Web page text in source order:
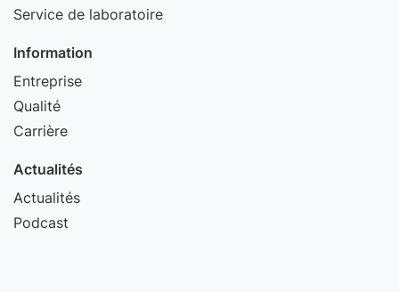
Service de laboratoire
Information
Entreprise
Qualité
Carrière
Actualités
Actualités
Podcast